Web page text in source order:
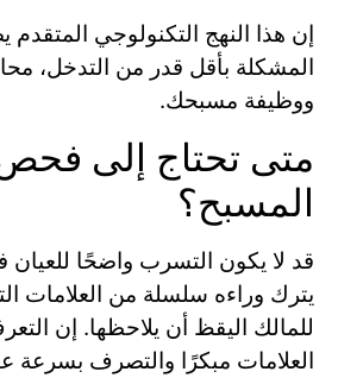
إن هذا النهج التكنولوجي
المشكلة بأقل قدر من التدخل،
ووظيفة مسبحك.
متى تحتاج إلى
المسبح؟
قد لا يكون التسرب واضحًا للعيان
يترك وراءه سلسلة من العلامات
للمالك اليقظ أن يلاحظها. إن
العلامات مبكرًا والتصرف بسرعة